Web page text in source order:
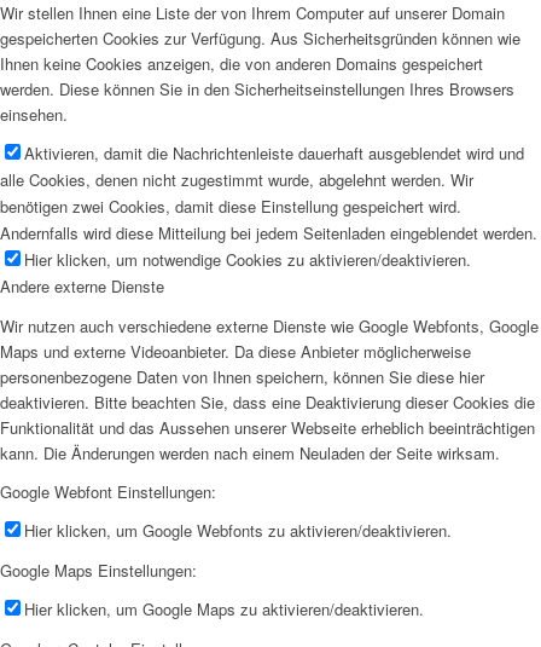
Wir stellen Ihnen eine Liste der von Ihrem Computer auf unserer Domain
gespeicherten Cookies zur Verfügung. Aus Sicherheitsgründen können wie
Ihnen keine Cookies anzeigen, die von anderen Domains gespeichert
werden. Diese können Sie in den Sicherheitseinstellungen Ihres Browsers
einsehen.
Aktivieren, damit die Nachrichtenleiste dauerhaft ausgeblendet wird und
alle Cookies, denen nicht zugestimmt wurde, abgelehnt werden. Wir
benötigen zwei Cookies, damit diese Einstellung gespeichert wird.
Andernfalls wird diese Mitteilung bei jedem Seitenladen eingeblendet werden.
Hier klicken, um notwendige Cookies zu aktivieren/deaktivieren.
Andere externe Dienste
Wir nutzen auch verschiedene externe Dienste wie Google Webfonts, Google
Maps und externe Videoanbieter. Da diese Anbieter möglicherweise
personenbezogene Daten von Ihnen speichern, können Sie diese hier
deaktivieren. Bitte beachten Sie, dass eine Deaktivierung dieser Cookies die
Funktionalität und das Aussehen unserer Webseite erheblich beeinträchtigen
kann. Die Änderungen werden nach einem Neuladen der Seite wirksam.
Google Webfont Einstellungen:
Hier klicken, um Google Webfonts zu aktivieren/deaktivieren.
Google Maps Einstellungen:
Hier klicken, um Google Maps zu aktivieren/deaktivieren.